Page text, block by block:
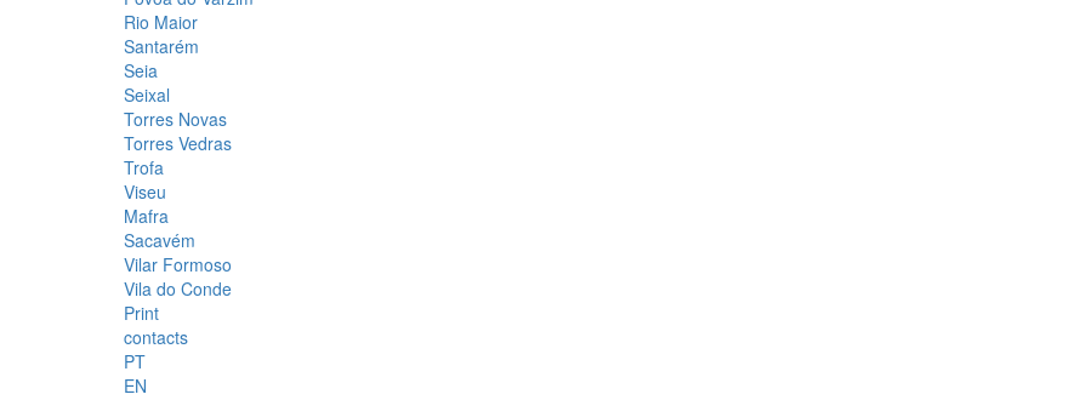
Rio Maior
Santarém
Seia
Seixal
Torres Novas
Torres Vedras
Trofa
Viseu
Mafra
Sacavém
Vilar Formoso
Vila do Conde
Print
contacts
PT
EN